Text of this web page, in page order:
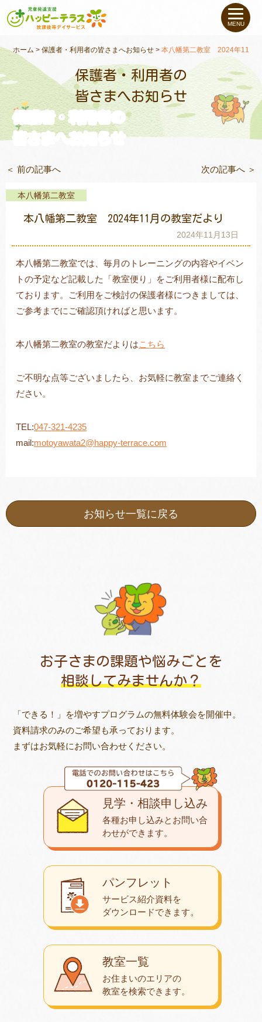
私たちについて
未就学のお子さま（０〜６才）
小学生〜高校生の お子さま
支援事例
教室一覧
トレキング DIDIM
MENU
ホーム >保護者・利用者の皆さまへお知らせ >本八幡第二教室 2024年11月
保護者・利用者の
皆さまへお知らせ
保護者・利用者の
皆さまへお知らせ
＜ 前の記事へ 次の記事へ ＞
本八幡第二教室
本八幡第二教室 2024年11月の教室だより
2024年11月13日
本八幡第二教室では、毎月のトレーニングの内容やイベン
トの予定など記載した「教室便り」をご利用者様に配布し
ております。ご利用をご検討の保護者様につきましては、
ご参考までにご確認頂ければと思います。
本八幡第二教室の教室だよりはこちら
ご不明な点等ございましたら、お気軽に教室までご連絡く
ださい。
TEL:047-321-4235
mail:motoyawata2@happy-terrace.com
お知らせ一覧に戻る
お子さまの課題や悩みごとを
相談してみませんか？
「できる！」を増やすプログラムの無料体験会を開催中。
資料請求のみのご希望も承っております。
まずはお気軽にお問い合わせください。
教室一覧
お住まいのエリアの
教室を検索できます。
パンフレット
サービス紹介資料を
ダウンロードできます。
見学・相談申し込み
各種お申し込みとお問い合
わせができます。